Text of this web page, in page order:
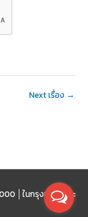
Next เรื่อง →
│ ในกรุงเทพฯ และ